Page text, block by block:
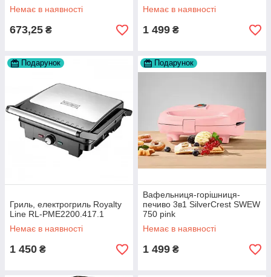
Немає в наявності
673,25 ₴
Немає в наявності
1 499 ₴
Подарунок
Гриль, електрогриль Royalty
Line RL-PME2200.417.1
Немає в наявності
1 450 ₴
Подарунок
Вафельниця-горішниця-
печиво 3в1 SilverCrest SWEW
750 pink
Немає в наявності
1 499 ₴